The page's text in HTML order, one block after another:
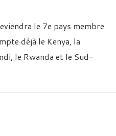
le 7e pays membre
déjà le Kenya, la
le Rwanda et le Sud-